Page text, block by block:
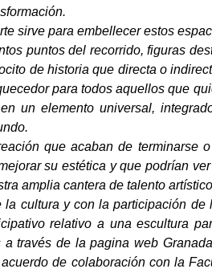
sirve para embellecer estos
puntos del recorrido, figuras
de historia que directa o
para todos aquellos que
un elemento universal,
que acaban de terminarse
su estética y que podrían
amplia cantera de talento
cultura y con la participación de
relativo a una escultura
través de la pagina web
de colaboración con la